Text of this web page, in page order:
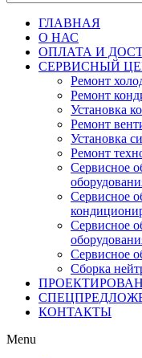
ГЛАВНАЯ
О НАС
ОПЛАТА И
СЕРВИСНЫЙ
Ремонт
Ремонт
Установка
Ремонт
Установка
Ремонт
Cервисное
Cервисное
Cервисное
Сервисное
Сборка
КОНТАКТЫ
Menu